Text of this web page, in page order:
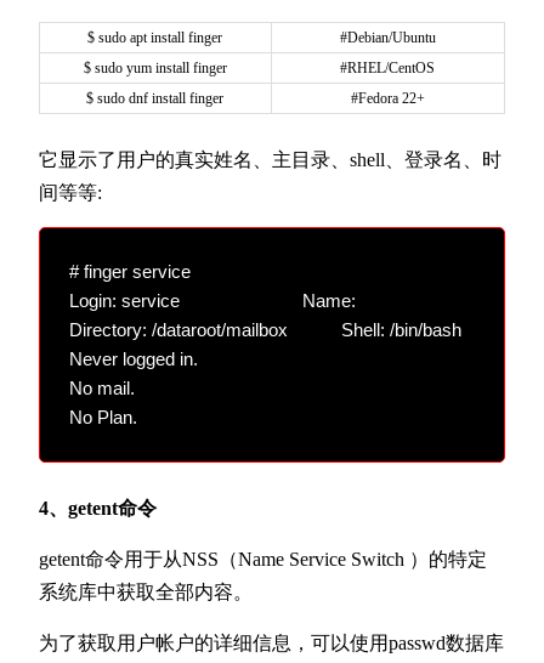
$ sudo apt install finger
#Debian/Ubuntu
$ sudo yum install finger
#RHEL/CentOS
$ sudo dnf install finger
#Fedora 22+
它显示了用户的真实姓名、主目录、shell、登录名、时
间等等:
# finger service
Login: service        			Name:
Directory: /dataroot/mailbox        	Shell: /bin/bash
Never logged in.
No mail.
4、getent命令
getent命令用于从NSS（Name Service Switch ）的特定
系统库中获取全部内容。
为了获取用户帐户的详细信息，可以使用passwd数据库